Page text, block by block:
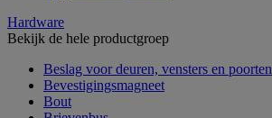
Hardware
Bekijk de hele productgroep
Beslag voor deuren, vensters en poorten
Bevestigingsmagneet
Bout